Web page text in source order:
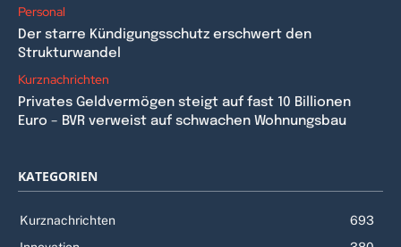
Personal
Der starre Kündigungsschutz erschwert den
Strukturwandel
Kurznachrichten
Privates Geldvermögen steigt auf fast 10 Billionen
Euro – BVR verweist auf schwachen Wohnungsbau
KATEGORIEN
Kurznachrichten
693